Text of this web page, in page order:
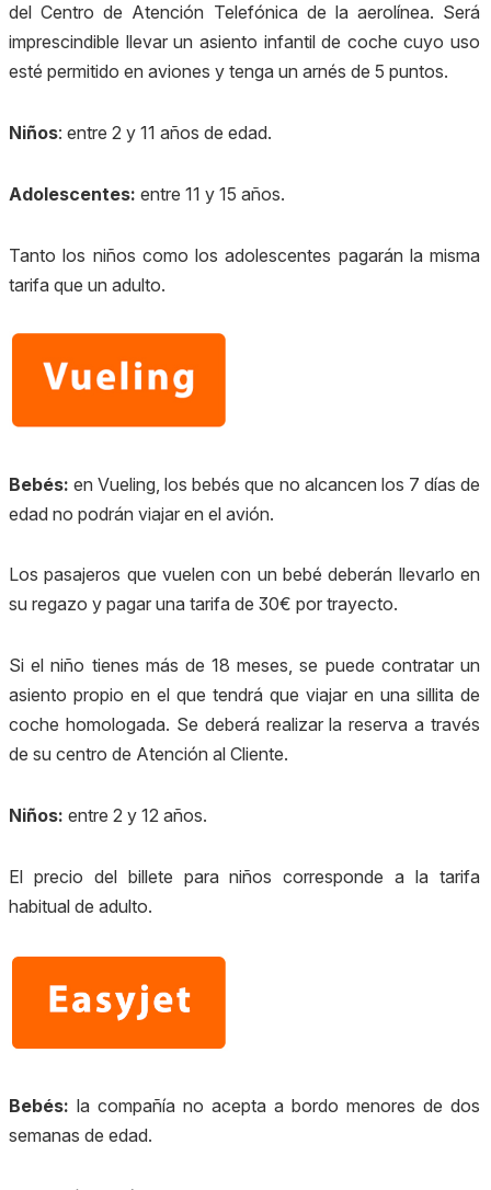
del Centro de Atención Telefónica de la aerolínea. Será
imprescindible llevar un asiento infantil de coche cuyo uso
esté permitido en aviones y tenga un arnés de 5 puntos.
Niños: entre 2 y 11 años de edad.
Adolescentes: entre 11 y 15 años.
Tanto los niños como los adolescentes pagarán la misma
tarifa que un adulto.
Bebés: en Vueling, los bebés que no alcancen los 7 días de
edad no podrán viajar en el avión.
Los pasajeros que vuelen con un bebé deberán llevarlo en
su regazo y pagar una tarifa de 30€ por trayecto.
Si el niño tienes más de 18 meses, se puede contratar un
asiento propio en el que tendrá que viajar en una sillita de
coche homologada. Se deberá realizar la reserva a través
de su centro de Atención al Cliente.
Niños: entre 2 y 12 años.
El precio del billete para niños corresponde a la tarifa
habitual de adulto.
Bebés: la compañía no acepta a bordo menores de dos
semanas de edad.